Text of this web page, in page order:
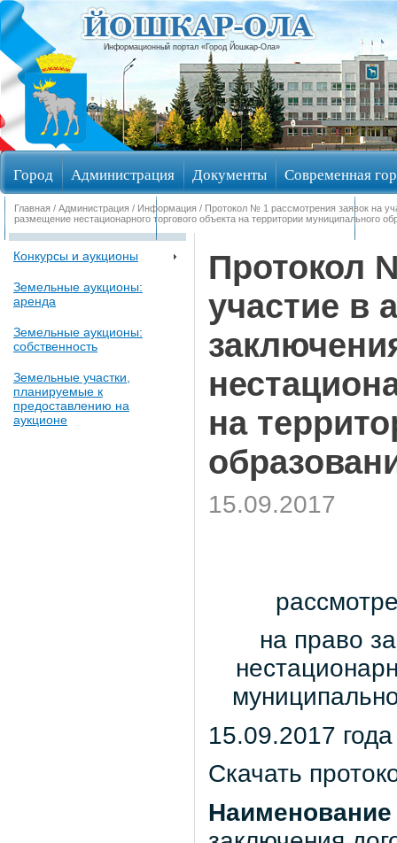
Информационный портал «Город Йошкар-Ола»
Город Администрация Документы Современная
Обращения граждан Общественные обсуждения
Главная / Администрация / Информация / Протокол № 1 рассмотрения заявок на
размещение нестационарного торгового объекта на территории муниципального
Конкурсы и аукционы
Земельные аукционы:
аренда
Земельные аукционы:
собственность
Земельные участки,
планируемые к
предоставлению на
аукционе
Протокол
участие в
на
15.09.2017
на право
15.09.2017
Скачать